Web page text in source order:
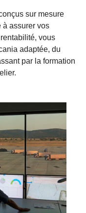
sur mesure
à assurer vos
vous
adaptée, du
par la formation